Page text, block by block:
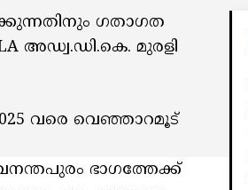
ഗതാഗത
അഡ്വ.ഡി.കെ. മുരളി
വരെ വെഞ്ഞാറമൂട്
ഭാഗത്തേക്ക്